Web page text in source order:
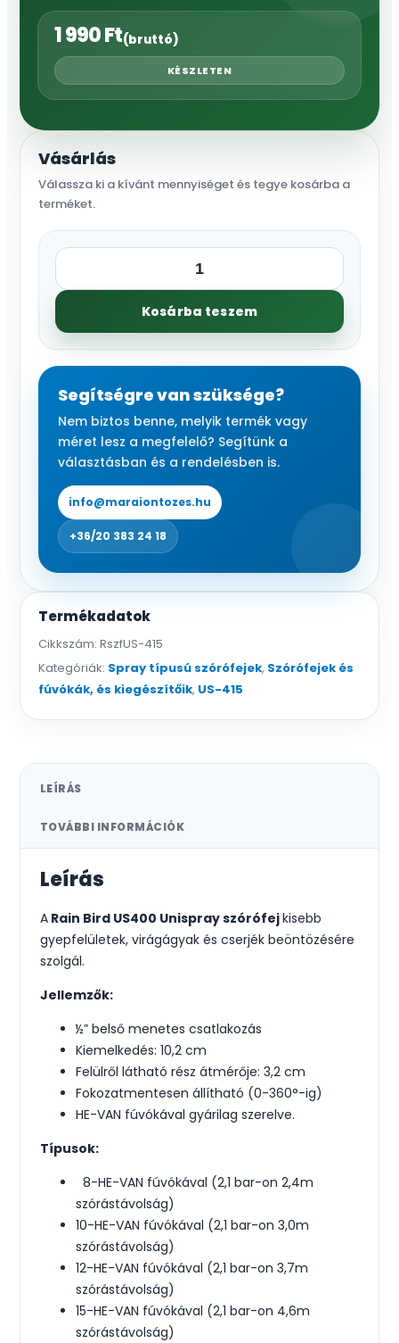
1 990Ft(bruttó)
KÉSZLETEN
Vásárlás
Válassza ki a kívánt mennyiséget és tegye kosárba a
terméket.
Uni-
Spray
szórófej
VAN/HE
VAN
fúvókával,
cm
Kosárba teszem
Segítségre van szüksége?
Nem biztos benne, melyik termék vagy
méret lesz a megfelelő? Segítünk a
választásban és a rendelésben is.
info@maraiontozes.hu
+36/20 383 24 18
Termékadatok
Cikkszám: RszfUS-415
Kategóriák: Spray típusú szórófejek, Szórófejek és
fúvókák, és kiegészítőik, US-415
LEÍRÁS
TOVÁBBI INFORMÁCIÓK
Leírás
A Rain Bird US400 Unispray szórófejkisebb
gyepfelületek, virágágyak és cserjék beöntözésére
szolgál.
Jellemzők:
½” belső menetes csatlakozás
Kiemelkedés: 10,2 cm
Felülről látható rész átmérője: 3,2 cm
Fokozatmentesen állítható (0-360°-ig)
HE-VAN fúvókával gyárilag szerelve.
Típusok:
8-HE-VAN fúvókával (2,1 bar-on 2,4m
szórástávolság)
10-HE-VAN fúvókával (2,1 bar-on 3,0m
szórástávolság)
12-HE-VAN fúvókával (2,1 bar-on 3,7m
szórástávolság)
15-HE-VAN fúvókával (2,1 bar-on 4,6m
szórástávolság)